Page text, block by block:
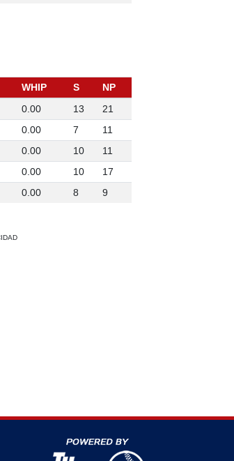
WHIP S
NP
0.00 13
21
0.00 7
11
0.00 10
11
0.00 10
17
0.00 8 9